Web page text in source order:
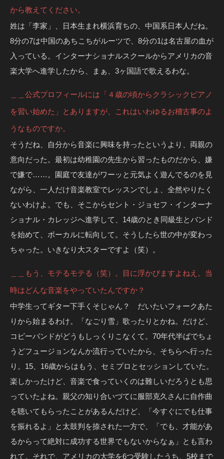
から教えてください。
姓は「李家」、日本生まれ横浜育ちの、中国系日本人だね。
8分の7は中国のあちこちがルーツで、8分の1は名古屋の血が
入っている。インターナショナルスクールからアメリカの音
楽大学へ進学したから、まぁ、3ヶ国語で歌えるわな。
＿＿公式プロフィールには「４歳の頃からクラシックピアノ
を習い始めた」とありますが、これはいわゆるお稽古事のよ
うなものですか。
そうだね、自分から音楽に興味を持ったというより、両親の
意向だった。最初は幼稚園の先生から習ったものだから、嫌
で嫌で……。園庭で友達がワーッと元気よく遊んでるのを見
ながら、一人だけ音楽教室でレッスンでしょ、全然やりたく
ないわけよ。でも、そこからセント・ジョセフ・インターナ
ショナル・カレッジへ進学して、14歳のとき同級生とバンド
を始めて、ボーカルに転向して。そうしたら世の中が変わっ
ちゃった。いきなり大スターですよ（笑）。
＿＿もう、モテるモテる（笑）。目に浮かびますよねえ。当
時はどんな音楽をやっていたんですか？
中学生ってギター下手くそじゃん？ だいたいフォークあた
りから始まるわけ。「なごり雪」歌ったりとかね。だけど、
コピーバンドがどうもしっくりこなくて。70年代半ばでちょ
うどフュージョンなんか流行っていたから、そちらへ行った
り。15、16歳からはもう、セミプロとセッションしていた。
楽しかったけど、音楽で食っていくのは難しいだろうとも思
っていたよね。親父の知り合いづてに服部克久さんに自作曲
を聴いてもらったことがあるんだけど、「今すぐにでも仕事
を振れるよ」と太鼓判を捺された一方で、「でも、才能があ
るからって絶対に成功する世界でもないからなぁ」とも言わ
れて。それで、アメリカの大学を6つ受験したうち、5校まで